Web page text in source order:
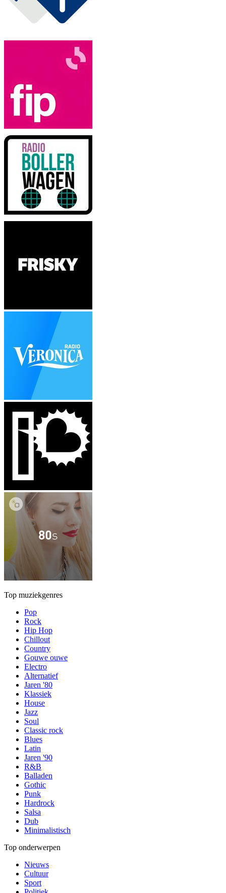
Top muziekgenres
Pop
Rock
Hip Hop
Chillout
Country
Gouwe ouwe
Electro
Alternatief
Jaren '80
Klassiek
House
Jazz
Soul
Classic rock
Blues
Latin
Jaren '90
R&B
Balladen
Gothic
Punk
Hardrock
Salsa
Dub
Minimalistisch
Top onderwerpen
Nieuws
Cultuur
Sport